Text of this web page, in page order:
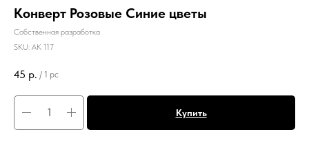
Конверт Розовые Синие цветы
Собственная разработка
SKU: АК 117
45 р. / 1 pc
Купить